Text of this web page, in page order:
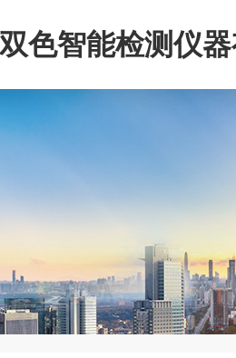
色智能检测仪